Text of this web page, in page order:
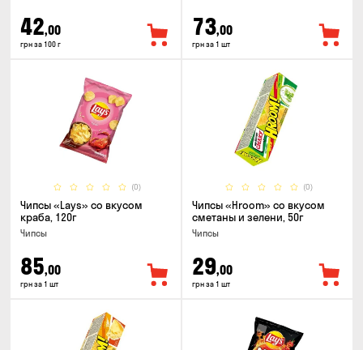
42,00
грн за 100 г
73,00
грн за 1 шт
(0)
Чипсы «Lays» со вкусом
краба, 120г
Чипсы
85,00
грн за 1 шт
(0)
Чипсы «Hroom» со вкусом
сметаны и зелени, 50г
Чипсы
29,00
грн за 1 шт